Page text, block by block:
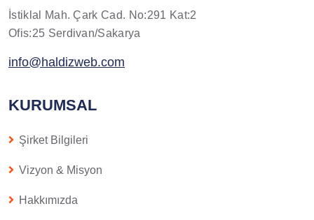
İstiklal Mah. Çark Cad. No:291 Kat:2
Ofis:25 Serdivan/Sakarya
info@haldizweb.com
KURUMSAL
Şirket Bilgileri
Vizyon & Misyon
Hakkımızda